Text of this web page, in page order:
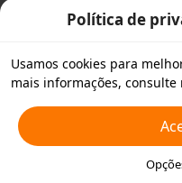
Política de
Usamos cookies para
mais informações, consulte